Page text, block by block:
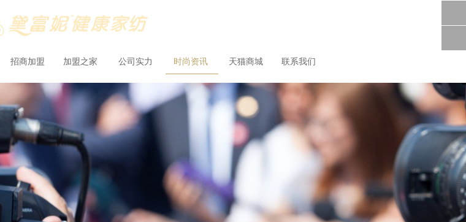
招商加盟 加盟之家 公司实力 时尚资讯 天猫商城 联系我们